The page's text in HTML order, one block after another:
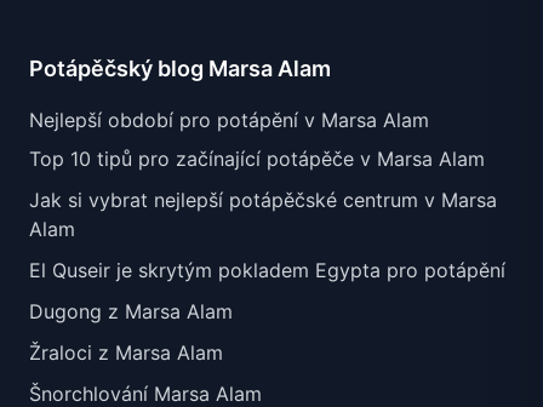
Potápěčský blog Marsa Alam
Nejlepší období pro potápění v Marsa Alam
Top 10 tipů pro začínající potápěče v Marsa Alam
Jak si vybrat nejlepší potápěčské centrum v Marsa
Alam
El Quseir je skrytým pokladem Egypta pro potápění
Dugong z Marsa Alam
Žraloci z Marsa Alam
Šnorchlování Marsa Alam